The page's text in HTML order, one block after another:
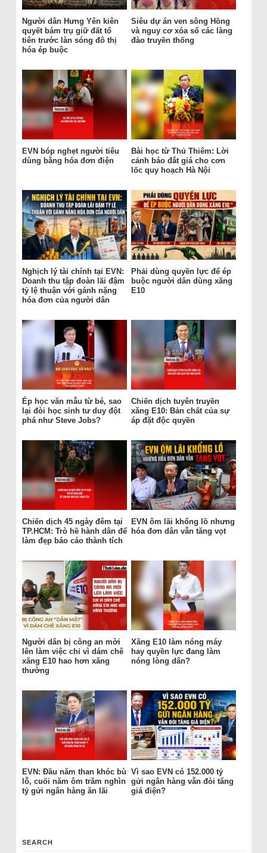
Người dân Hưng Yên kiên
quyết bám trụ giữ đất tổ
tiên trước làn sóng đô thị
hóa ép buộc
Siêu dự án ven sông Hồng
và nguy cơ xóa sổ các làng
đào truyền thống
EVN bóp nghẹt người tiêu
dùng bằng hóa đơn điện
Bài học từ Thủ Thiêm: Lời
cảnh báo đắt giá cho cơn
lốc quy hoạch Hà Nội
Nghịch lý tài chính tại EVN:
Doanh thu tập đoàn lãi đậm
tỷ lệ thuận với gánh nặng
hóa đơn của người dân
Phải dùng quyền lực để ép
buộc người dân dùng xăng
E10
Ép học văn mẫu từ bé, sao
lại đòi học sinh tư duy đột
phá như Steve Jobs?
Chiến dịch tuyên truyền
xăng E10: Bản chất của sự
áp đặt độc quyền
Chiến dịch 45 ngày đêm tại
TP.HCM: Trò hề hành dân để
làm đẹp báo cáo thành tích
EVN ôm lãi khổng lồ nhưng
hóa đơn dân vẫn tăng vọt
Người dân bị công an mời
lên làm việc chỉ vì dám chê
xăng E10 hao hơn xăng
thường
Xăng E10 làm nóng máy
hay quyền lực đang làm
nóng lòng dân?
EVN: Đầu năm than khóc bù
lỗ, cuối năm ôm trăm nghìn
tỷ gửi ngân hàng ăn lãi
Vì sao EVN có 152.000 tỷ
gửi ngân hàng vẫn đòi tăng
giá điện?
SEARCH